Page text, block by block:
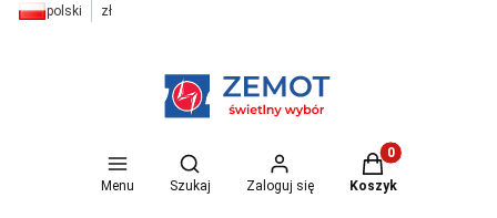
polski zł
Menu
Otwórz wyszukiwarkę
Szukaj Zaloguj się
Produkty w
Koszyk